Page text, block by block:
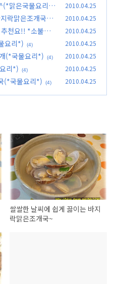
맑은국물요리*) 2010.04.25
락맑은조개국~ 2010.04.25
*소불고
2010.04.25
요리*) (4) 2010.04.25
(*국물요리*) (4) 2010.04.25
리*) (4) 2010.04.25
(*국물요리*) (4) 2010.04.25
쌀쌀한 날씨에 쉽게 끓이는 바지
락맑은조개국~